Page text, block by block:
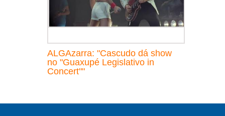
ALGAzarra: "Cascudo dá show
no "Guaxupé Legislativo in
Concert""